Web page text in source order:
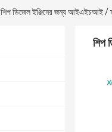
শিপ ডিজেল ইঞ্জিনের জন্য আইএইচআই /
শিপ